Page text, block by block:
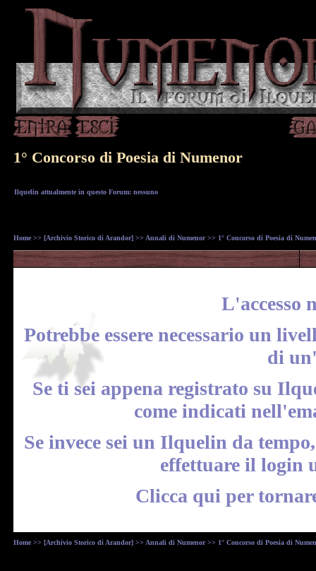
1° Concorso di Poesia di Numenor
Ilquelin attualmente in questo Forum: nessuno
Home >> [Archivio Storico di Arandor] >> Annali di Numenor>> 1° Concorso di Poesia di
L'accesso
Potrebbe essere necessario un
di
Se ti sei appena registrato su
come indicati
Se invece sei un Ilquelin da
effettuare il login
Clicca qui per
Home >> [Archivio Storico di Arandor] >> Annali di Numenor>> 1° Concorso di Poesia di